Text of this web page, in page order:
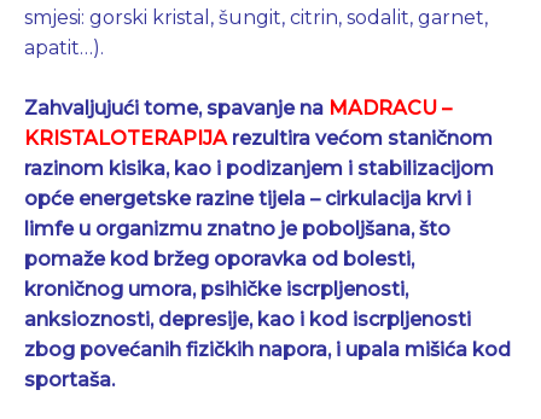
smjesi: gorski kristal, šungit, citrin, sodalit, garnet,
apatit…).
Zahvaljujući tome, spavanje na MADRACU –
KRISTALOTERAPIJArezultira većom staničnom
razinom kisika, kao i podizanjem i stabilizacijom
opće energetske razine tijela – cirkulacija krvi i
limfe u organizmu znatno je poboljšana, što
pomaže kod bržeg oporavka od bolesti,
kroničnog umora, psihičke iscrpljenosti,
anksioznosti, depresije, kao i kod iscrpljenosti
zbog povećanih fizičkih napora, i upala mišića kod
sportaša.